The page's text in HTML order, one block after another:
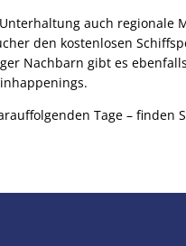
auch regionale
den kostenlosen
Nachbarn gibt es
Tage – finden